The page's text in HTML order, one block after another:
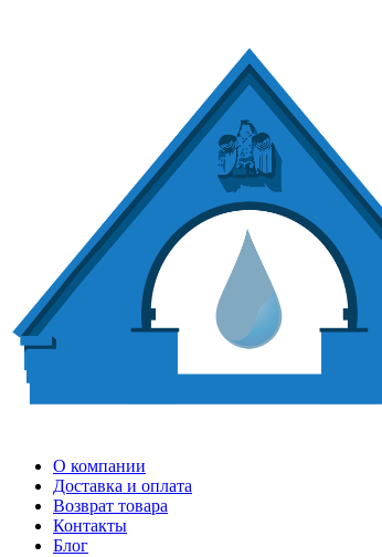
О компании
Доставка и оплата
Возврат товара
Контакты
Блог